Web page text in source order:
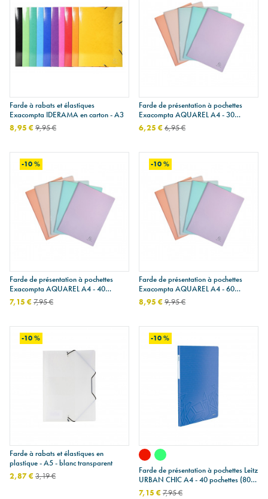
Farde à rabats et élastiques
Exacompta IDERAMA en carton - A3
8,95 €9,95 €
Farde de présentation à pochettes
Exacompta AQUAREL A4 - 30
pochettes (60 vues)
6,25 €6,95 €
-10 %
Farde de présentation à pochettes
Exacompta AQUAREL A4 - 40
pochettes (80 vues)
7,15 €7,95 €
-10 %
Farde de présentation à pochettes
Exacompta AQUAREL A4 - 60
pochettes (120 vues)
8,95 €9,95 €
-10 %
Farde à rabats et élastiques en
plastique - A5 - blanc transparent
2,87 €3,19 €
-10 %
Farde de présentation à pochettes Leitz
URBAN CHIC A4 - 40 pochettes (80
vues)
7,15 €7,95 €